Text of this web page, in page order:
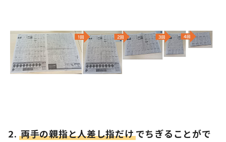
両手の親指と人差し指だけでちぎることがで